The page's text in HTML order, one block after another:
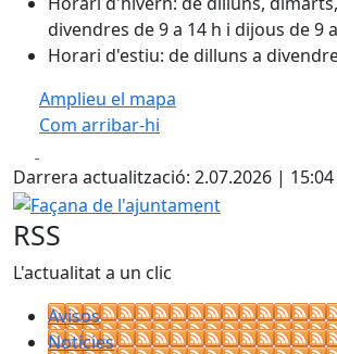
divendres de 9 a 14 h i dijous de 9
Horari d'estiu: de dilluns a
Amplieu el mapa
Com arribar-hi
+
−
Darrera actualització: 2.07.2026 | 15:04
Façana de l'ajuntament
RSS
L'actualitat a un clic
Avisos
Notícies